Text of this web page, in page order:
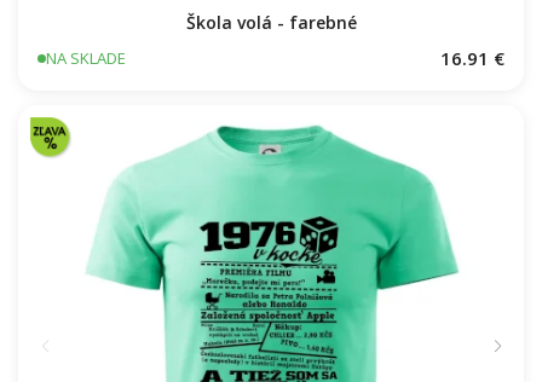
Škola volá - farebné
NA SKLADE 16.91 €